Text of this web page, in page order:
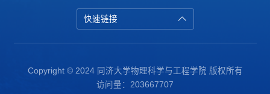
快速链接
Copyright © 2024 同济大学物理科学与工程学院 版权所有
访问量： 203667707